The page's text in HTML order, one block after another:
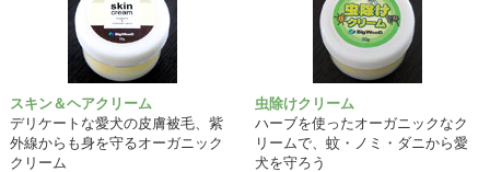
スキン＆ヘアクリーム
デリケートな愛犬の皮膚被毛、紫
外線からも身を守るオーガニック
クリーム
虫除けクリーム
ハーブを使ったオーガニックなク
リームで、蚊・ノミ・ダニから愛
犬を守ろう